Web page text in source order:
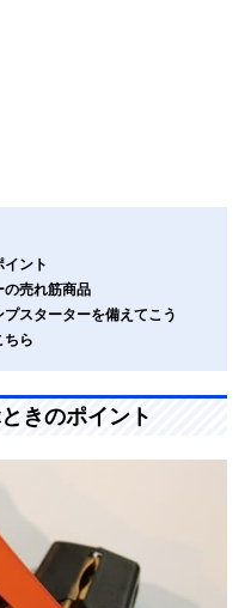
ント
の売れ筋商品
スターターを備えてこう
ちら
きのポイント